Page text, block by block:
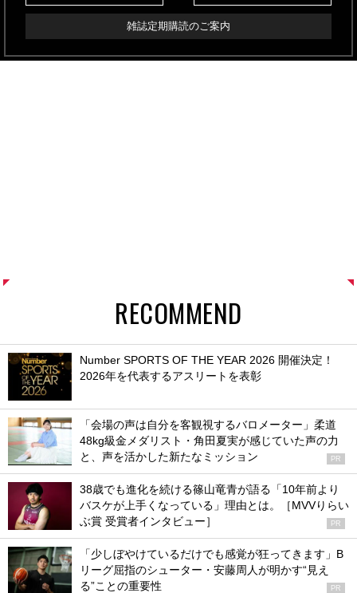
雑誌定期購読のご案内
RECOMMEND
Number SPORTS OF THE YEAR 2026 開催決定！
2026年を代表するアスリートを表彰
「会場の声は自分を客観視するバロメーター」柔道
48kg級金メダリスト・角田夏実が感じていた声の力
と、声を活かした新たなミッション
PR
38歳でも進化を続ける篠山竜青が語る「10年前より
バスケが上手くなっている」理由とは。［MVVりらい
ぶ賞 受賞者インタビュー］
PR
「少しぼやけているだけでも感覚が狂ってきます」B
リーグ屈指のシューター・安藤周人が明かす“見え
る”ことの重要性
PR